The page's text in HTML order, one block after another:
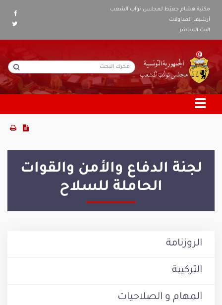
مكتبة هشام جعيّط لمجلس نواب الشعب
أرشيف المداولات
البث المباشر
لجنة الدفاع والأمن والقوات
الحاملة للسلاح
الروزنامة
التركيبة
المهام و الصلاحيات